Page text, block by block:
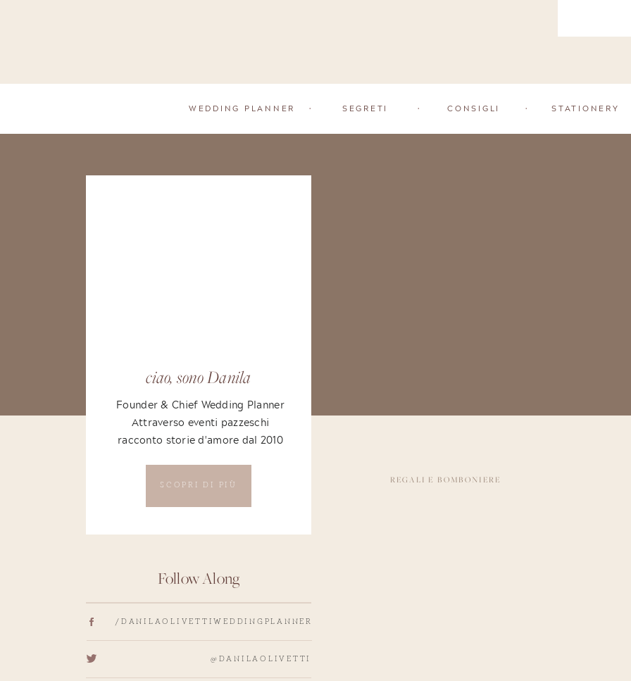
STATIONERY
CONSIGLI
SEGRETI
WEDDING PLANNER • • •
@DANILAOLIVETTI
/DANILAOLIVETTIWEDDINGPLANNER
Follow Along
SCOPRI DI PIÙ
Founder & Chief Wedding Planner
Attraverso eventi pazzeschi
racconto storie d'amore dal 2010
ciao, sono Danila
REGALI E BOMBONIERE